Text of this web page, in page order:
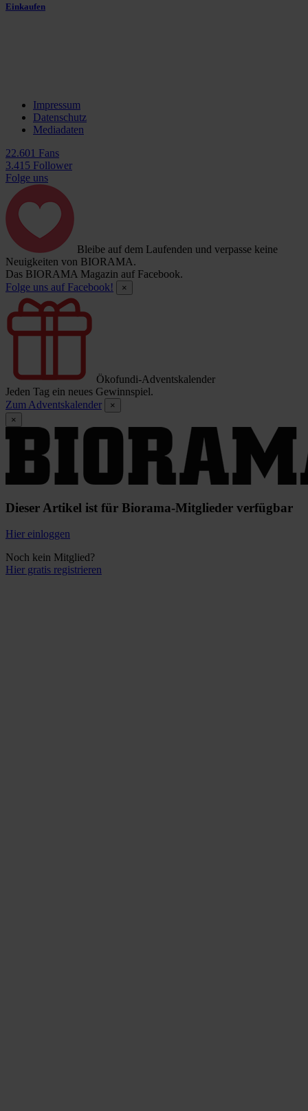
Einkaufen
Impressum
Datenschutz
Mediadaten
22.601 Fans
3.415 Follower
Folge uns
Bleibe auf dem Laufenden und verpasse keine
Neuigkeiten von BIORAMA.
Das BIORAMA Magazin auf Facebook.
Folge uns auf Facebook!
×
Ökofundi-Adventskalender
Jeden Tag ein neues Gewinnspiel.
Zum Adventskalender
×
×
Dieser Artikel ist für Biorama-Mitglieder verfügbar
Hier einloggen
Noch kein Mitglied?
Hier gratis registrieren